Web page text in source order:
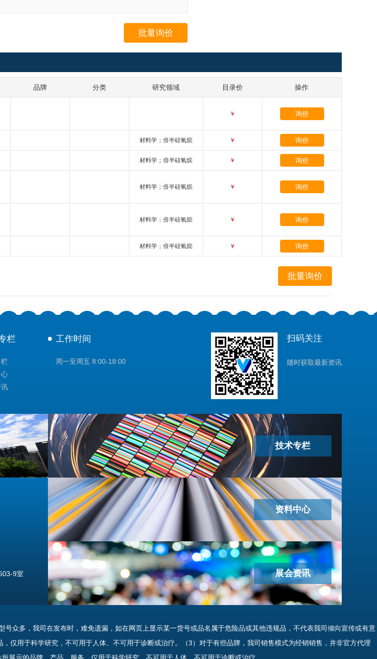
批量询价
品牌 分类 研究领域 目录价 操作
￥ 询价
材料学；倍半硅氧烷 ￥ 询价
材料学；倍半硅氧烷 ￥ 询价
材料学；倍半硅氧烷 ￥ 询价
材料学；倍半硅氧烷 ￥ 询价
材料学；倍半硅氧烷 ￥ 询价
栏 工作时间
周一至周五 8:00-18:00
扫码关注
随时获取最新资讯
9室
技术专栏
资料中心
展会资讯
众多，我司在发布时，难免遗漏，如在网页上显示某一货号或品名属于危险品或其他违规品，不代表我司倾向宣传或有意
仅用于科学研究，不可用于人体、不可用于诊断或治疗。（3）对于有些品牌，我司销售模式为经销销售，并非官方代理